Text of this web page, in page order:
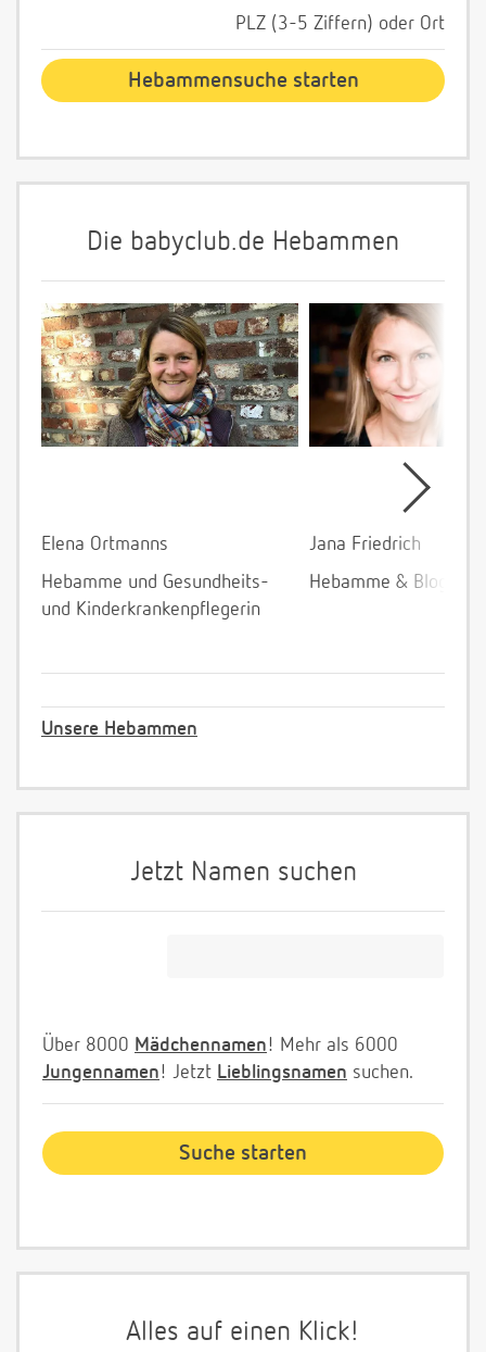
PLZ (3-5 Ziffern) oder Ort
Die babyclub.de Hebammen
Elena Ortmanns
Hebamme und Gesundheits-
und Kinderkrankenpflegerin
Jana Friedrich
Hebamme &
Unsere Hebammen
Jetzt Namen suchen
Über 8000 Mädchennamen! Mehr als 6000
Jungennamen! Jetzt Lieblingsnamen suchen.
Alles auf einen Klick!